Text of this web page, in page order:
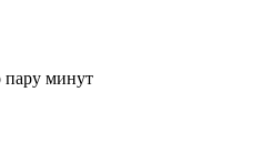
пару минут